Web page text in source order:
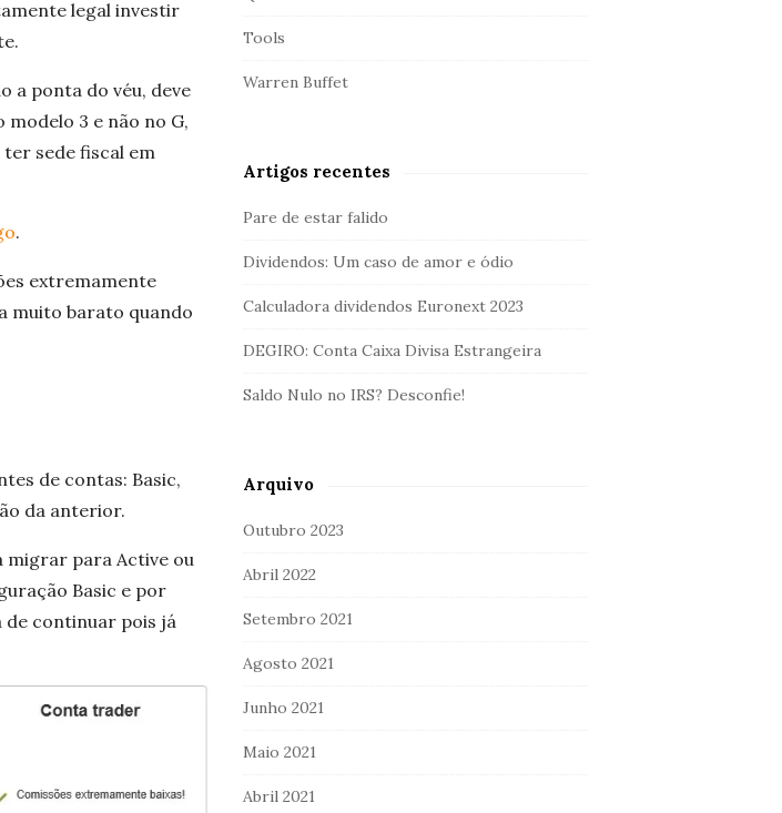
legal investir
a ponta do véu, deve
modelo 3 e não no G,
sede fiscal em
.
extremamente
muito barato quando
de contas: Basic,
da anterior.
migrar para Active ou
Basic e por
de continuar pois já
Tools
Warren Buffet
Artigos recentes
Pare de estar falido
Dividendos: Um caso de amor e ódio
Calculadora dividendos Euronext 2023
DEGIRO: Conta Caixa Divisa Estrangeira
Saldo Nulo no IRS? Desconfie!
Arquivo
Outubro 2023
Abril 2022
Setembro 2021
Agosto 2021
Junho 2021
Maio 2021
Abril 2021